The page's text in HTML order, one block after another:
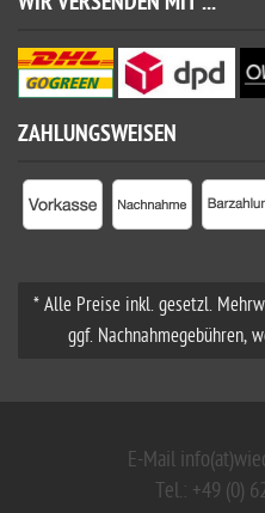
ZAHLUNGSWEISEN
* Alle Preise inkl. gesetzl.
ggf. Nachnahmegebühren,
E-Mail
Tel.: +49 (0)